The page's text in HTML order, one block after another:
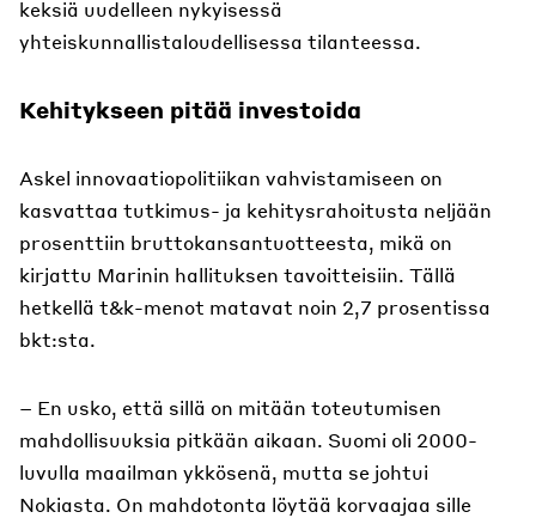
keksiä uudelleen nykyisessä
yhteiskunnallistaloudellisessa tilanteessa.
Kehitykseen pitää investoida
Askel innovaatiopolitiikan vahvistamiseen on
kasvattaa tutkimus- ja kehitysrahoitusta neljään
prosenttiin bruttokansantuotteesta, mikä on
kirjattu Marinin hallituksen tavoitteisiin. Tällä
hetkellä t&k-menot matavat noin 2,7 prosentissa
bkt:sta.
– En usko, että sillä on mitään toteutumisen
mahdollisuuksia pitkään aikaan. Suomi oli 2000-
luvulla maailman ykkösenä, mutta se johtui
Nokiasta. On mahdotonta löytää korvaajaa sille